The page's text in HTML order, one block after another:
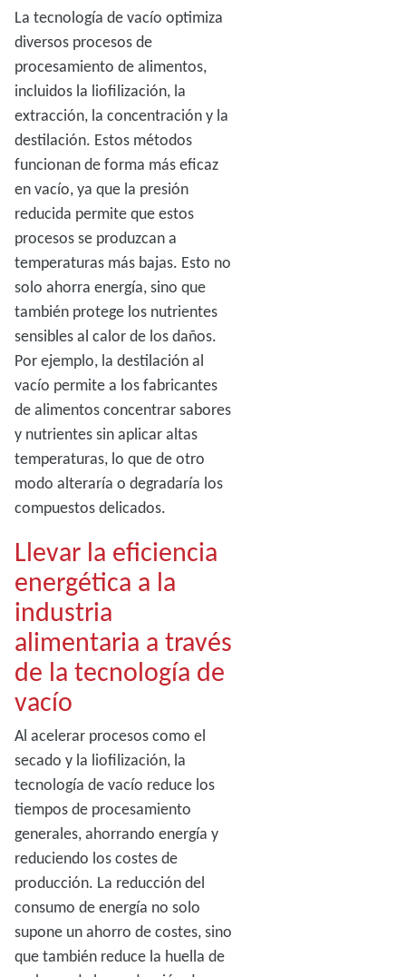
La tecnología de vacío optimiza
diversos procesos de
procesamiento de alimentos,
incluidos la liofilización, la
extracción, la concentración y la
destilación. Estos métodos
funcionan de forma más eficaz
en vacío, ya que la presión
reducida permite que estos
procesos se produzcan a
temperaturas más bajas. Esto no
solo ahorra energía, sino que
también protege los nutrientes
sensibles al calor de los daños.
Por ejemplo, la destilación al
vacío permite a los fabricantes
de alimentos concentrar sabores
y nutrientes sin aplicar altas
temperaturas, lo que de otro
modo alteraría o degradaría los
compuestos delicados.
Llevar la eficiencia
energética a la
industria
alimentaria a través
de la tecnología de
vacío
Al acelerar procesos como el
secado y la liofilización, la
tecnología de vacío reduce los
tiempos de procesamiento
generales, ahorrando energía y
reduciendo los costes de
producción. La reducción del
consumo de energía no solo
supone un ahorro de costes, sino
que también reduce la huella de